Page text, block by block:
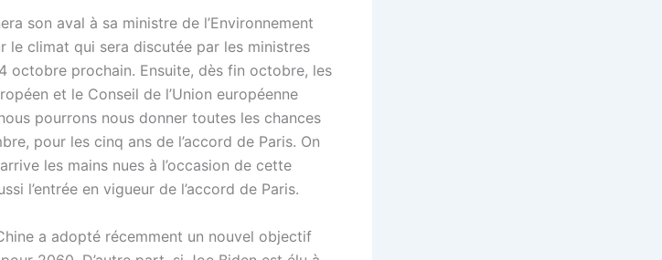
son aval à sa ministre de l’Environnement
le climat qui sera discutée par les ministres
octobre prochain. Ensuite, dès fin octobre, les
et le Conseil de l’Union européenne
pourrons nous donner toutes les chances
pour les cinq ans de l’accord de Paris. On
les mains nues à l’occasion de cette
l’entrée en vigueur de l’accord de Paris.
a adopté récemment un nouvel objectif